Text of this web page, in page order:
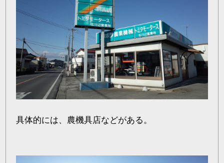
具体的には、農機具店などがある。